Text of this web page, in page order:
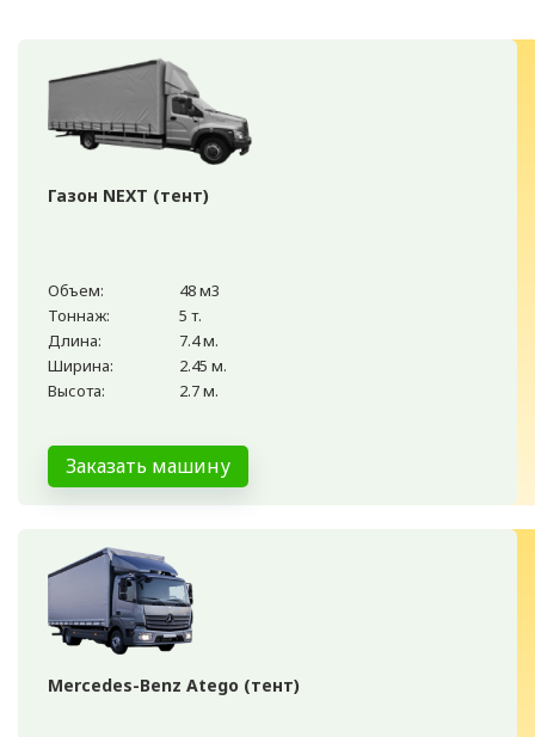
Газон NEXT (тент)
Объем:
48 м3
Тоннаж:
5 т.
Длина:
7.4 м.
Ширина:
2.45 м.
Высота:
2.7 м.
Заказать машину
Mercedes-Benz Atego (тент)